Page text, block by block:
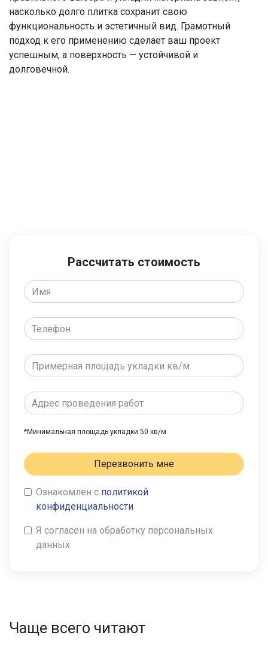
насколько долго плитка сохранит свою
функциональность и эстетичный вид. Грамотный
подход к его применению сделает ваш проект
успешным, а поверхность — устойчивой и
долговечной.
Рассчитать стоимость
*Минимальная площадь укладки 50 кв/м
Перезвонить мне
Ознакомлен с политикой
конфиденциальности
Я согласен на обработку персональных
данных
Чаще всего читают